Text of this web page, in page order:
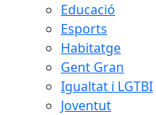
Educació
Esports
Habitatge
Gent Gran
Igualtat i LGTBI
Joventut